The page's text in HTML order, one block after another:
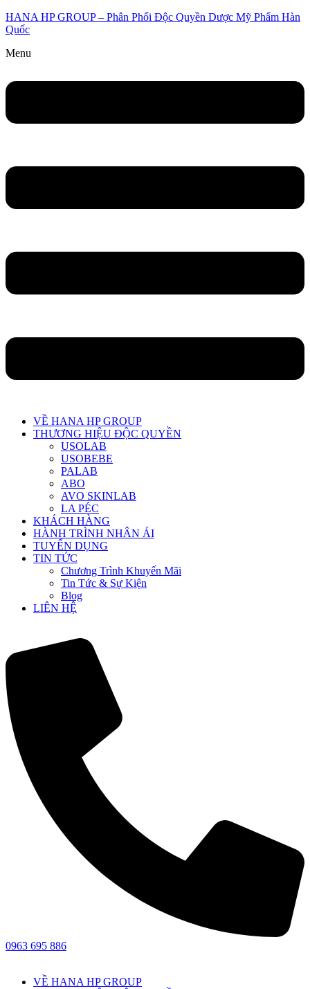
HANA HP GROUP – Phân Phối Độc Quyền Dược Mỹ Phẩm Hàn
Quốc
Menu
VỀ HANA HP GROUP
THƯƠNG HIỆU ĐỘC QUYỀN
USOLAB
USOBEBE
PALAB
ABO
AVO SKINLAB
LA PÉC
KHÁCH HÀNG
HÀNH TRÌNH NHÂN ÁI
TUYỂN DỤNG
TIN TỨC
Chương Trình Khuyến Mãi
Tin Tức & Sự Kiện
Blog
LIÊN HỆ
0963 695 886
VỀ HANA HP GROUP